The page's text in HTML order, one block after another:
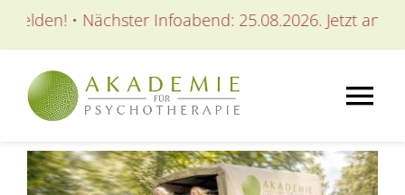
Zum
Inhalt
springen
• Nächster Infoabend: 25.08.2026. Jetzt
AKADEMIE